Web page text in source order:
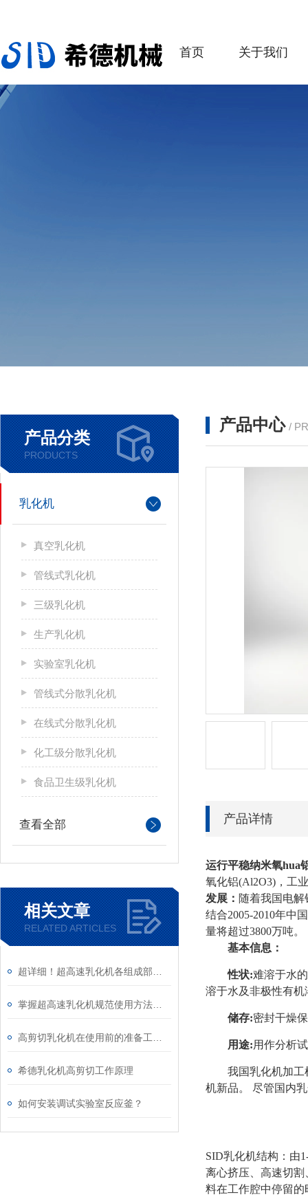
首页 关于我们
产品分类
PRODUCTS
乳化机
真空乳化机
管线式乳化机
三级乳化机
生产乳化机
实验室乳化机
管线式分散乳化机
在线式分散乳化机
化工级分散乳化机
食品卫生级乳化机
查看全部
相关文章
RELATED ARTICLES
希德乳化机高剪切工作原理
如何安装调试实验室反应釜？
产品中心 /
产品详情
运行平稳纳米氧hua
氧化铝(Al2O3)，工
发展： 随着我国电
结合2005-2010年中
量将超过3800万吨。
基本信息：
性状:难溶于水
溶于水及非极性有机
储存:密封干燥
用途:用作分析
我国乳化机加
机新品。 尽管国内
SID乳化机结构：由
离心挤压、高速切
料在工作腔中停留